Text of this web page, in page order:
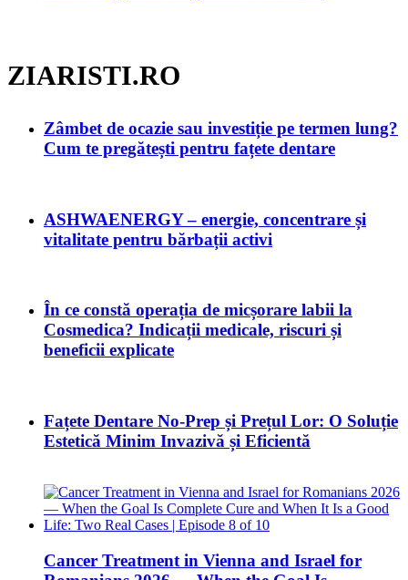
ZIARISTI.RO
Zâmbet de ocazie sau investiție pe termen lung?
Cum te pregătești pentru fațete dentare
ASHWAENERGY – energie, concentrare și
vitalitate pentru bărbații activi
În ce constă operația de micșorare labii la
Cosmedica? Indicații medicale, riscuri și
beneficii explicate
Fațete Dentare No-Prep și Prețul Lor: O Soluție
Estetică Minim Invazivă și Eficientă
Cancer Treatment in Vienna and Israel for